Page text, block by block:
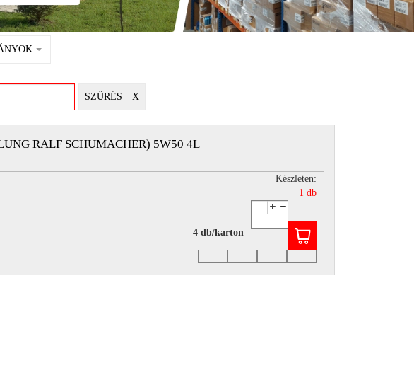
SZŰRÉS X
RALF SCHUMACHER) 5W50 4L
Készleten:
1 db
4 db/karton